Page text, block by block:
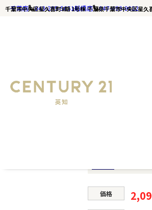
千葉市中央区星久喜町8期 1号棟 千葉県千葉市中央区星久
千葉店 043-285-5651船橋店 047-498-9022
価格